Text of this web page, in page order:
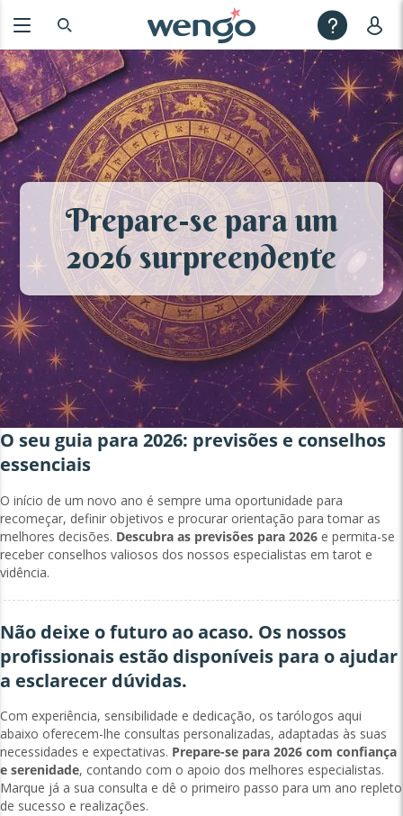
Prepare-se para um
2026 surpreendente
O seu guia para 2026: previsões e conselhos
essenciais
O início de um novo ano é sempre uma oportunidade para
recomeçar, definir objetivos e procurar orientação para tomar as
melhores decisões. Descubra as previsões para 2026 e permita-se
receber conselhos valiosos dos nossos especialistas em tarot e
vidência.
Não deixe o futuro ao acaso. Os nossos
profissionais estão disponíveis para o ajudar
a esclarecer dúvidas.
Com experiência, sensibilidade e dedicação, os tarólogos aqui
abaixo oferecem-lhe consultas personalizadas, adaptadas às suas
necessidades e expectativas. Prepare-se para 2026 com confiança
e serenidade, contando com o apoio dos melhores especialistas.
Marque já a sua consulta e dê o primeiro passo para um ano repleto
de sucesso e realizações.